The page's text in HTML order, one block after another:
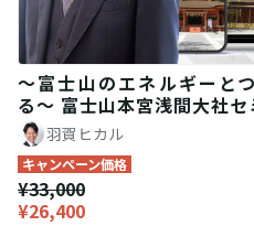
〜富士山のエネルギーと
る〜 富士山本宮浅間大社セ
羽賀ヒカル
キャンペーン価格
¥33,000
¥26,400